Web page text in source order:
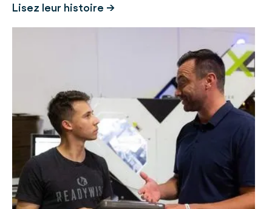
Lisez leur histoire →